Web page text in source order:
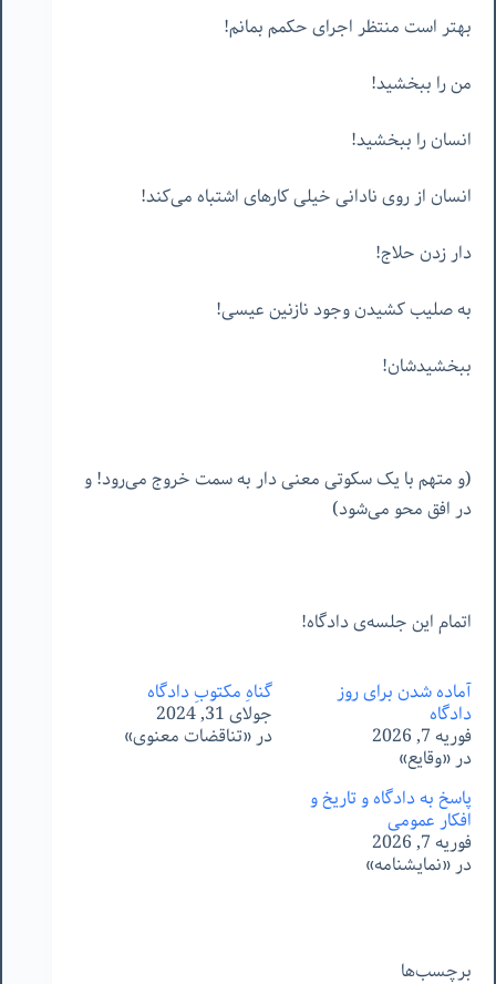
بهتر است منتظر اجرای حکمم بمانم!
من را ببخشید!
انسان را ببخشید!
انسان از روی نادانی خیلی کارهای اشتباه می‌کند!
دار زدن حلاج!
به صلیب کشیدن وجود نازنین عیسی!
ببخشیدشان!
(و متهم با یک سکوتی معنی دار به سمت خروج می‌رود! و
در افق محو می‌شود)
اتمام این جلسه‌ی دادگاه!
آماده شدن برای روز
دادگاه
فوریه 7, 2026
در «وقایع»
گناهِ مکتوبِ دادگاه
جولای 31, 2024
در «تناقضات معنوی»
پاسخ به دادگاه و تاریخ و
افکار عمومی
فوریه 7, 2026
در «نمایشنامه»
برچسب‌ها